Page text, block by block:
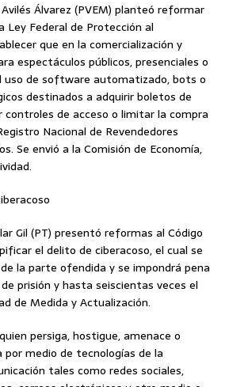
Álvarez (PVEM) planteó reformar
Ley Federal de Protección al
que en la comercialización y
espectáculos públicos, presenciales o
uso de software automatizado, bots o
destinados a adquirir boletos de
controles de acceso o limitar la compra
Nacional de Revendedores
Se envió a la Comisión de Economía,
Gil (PT) presentó reformas al Código
el delito de ciberacoso, el cual se
la parte ofendida y se impondrá pena
prisión y hasta seiscientas veces el
de Medida y Actualización.
persiga, hostigue, amenace o
medio de tecnologías de la
tales como redes sociales,